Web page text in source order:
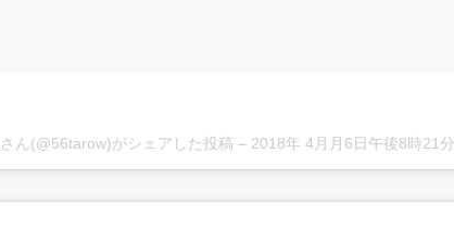
さん(@56tarow)がシェアした投稿 – 2018年 4月月6日午後8時21